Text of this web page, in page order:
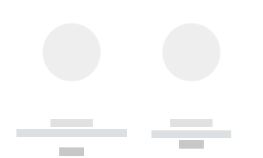
------------
----------- ----------- --------
------------
----------- -----------